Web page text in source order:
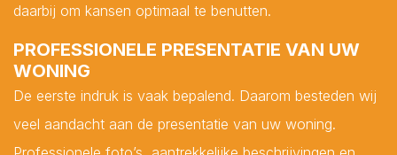
daarbij om kansen optimaal te benutten.
PROFESSIONELE PRESENTATIE VAN UW
WONING
De eerste indruk is vaak bepalend. Daarom besteden wij
veel aandacht aan de presentatie van uw woning.
Lees hier onzePrivacy Policy